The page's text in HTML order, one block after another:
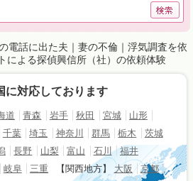
電話に出た夫｜妻の不倫｜浮気調査を依
による探偵興信所（社）の依頼体験
に対応しております
道 青森 岩手 秋田 宮城
山形
千葉 埼玉 神奈川 群馬 栃木
茨城
長野 山梨 富山 石川
福井
岐阜 三重 【関西地方】 大阪
京都